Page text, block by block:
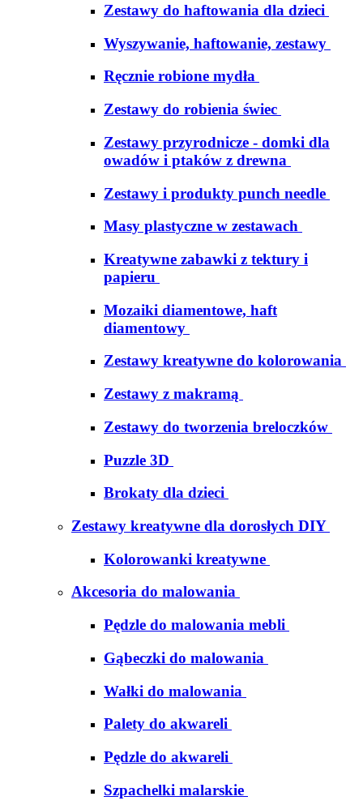
Zestawy do haftowania dla dzieci
Wyszywanie, haftowanie, zestawy
Ręcznie robione mydła
Zestawy do robienia świec
Zestawy przyrodnicze - domki dla
owadów i ptaków z drewna
Zestawy i produkty punch needle
Masy plastyczne w zestawach
Kreatywne zabawki z tektury i
papieru
Mozaiki diamentowe, haft
diamentowy
Zestawy kreatywne do kolorowania
Zestawy z makramą
Zestawy do tworzenia breloczków
Puzzle 3D
Brokaty dla dzieci
Zestawy kreatywne dla dorosłych DIY
Kolorowanki kreatywne
Akcesoria do malowania
Pędzle do malowania mebli
Gąbeczki do malowania
Wałki do malowania
Palety do akwareli
Pędzle do akwareli
Szpachelki malarskie